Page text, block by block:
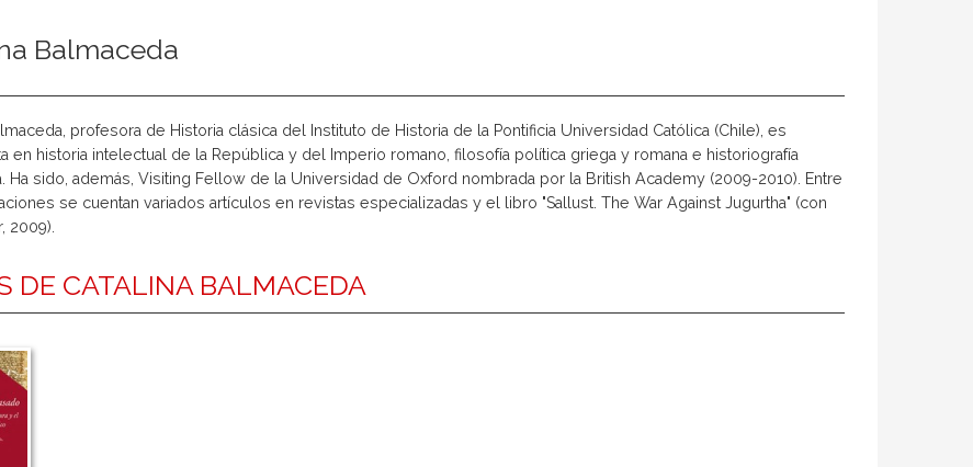
Balmaceda
profesora de Historia clásica del Instituto de Historia de la Pontificia Universidad Católica (Chile), es
en historia intelectual de la República y del Imperio romano, filosofía política griega y romana e historiografía
Ha sido, además, Visiting Fellow de la Universidad de Oxford nombrada por la British Academy (2009-2010). Entre
se cuentan variados artículos en revistas especializadas y el libro "Sallust. The War Against Jugurtha" (con
2009).
DE CATALINA BALMACEDA